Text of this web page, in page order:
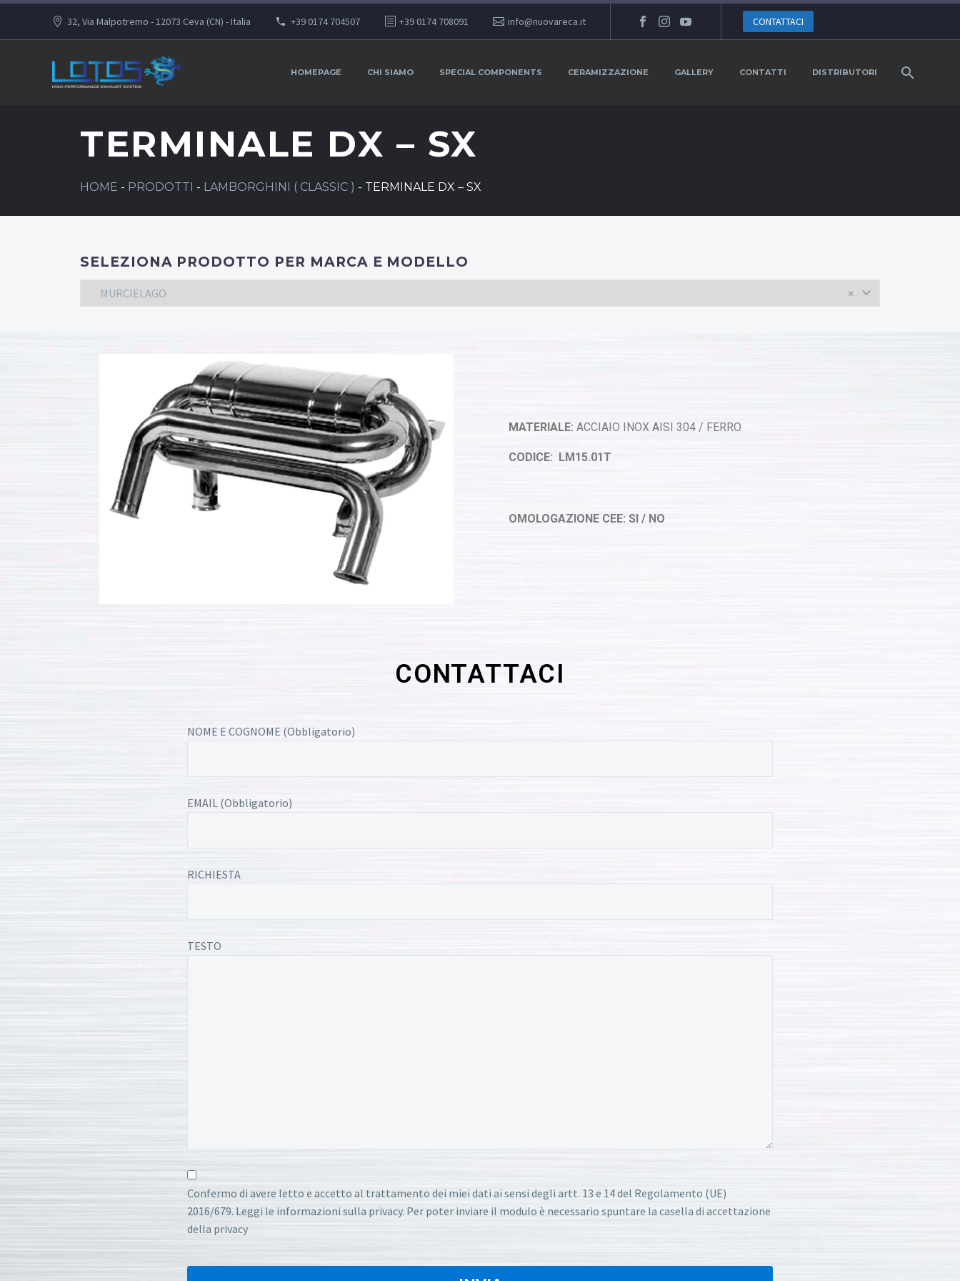
32, Via Malpotremo - 12073 Ceva (CN) - Italia +39 0174 704507 +39 0174 708091 info@nuovareca.it CONTATTACI
HOMEPAGE CHI SIAMO SPECIAL COMPONENTS CERAMIZZAZIONE GALLERY CONTATTI DISTRIBUTORI
TERMINALE DX – SX
HOME - PRODOTTI - LAMBORGHINI ( CLASSIC ) - TERMINALE DX – SX
SELEZIONA PRODOTTO PER MARCA E MODELLO
×
MURCIELAGO
MATERIALE: ACCIAIO INOX AISI 304 / FERRO
CODICE: LM15.01T
OMOLOGAZIONE CEE: SI / NO
CONTATTACI
NOME E COGNOME (Obbligatorio)
EMAIL (Obbligatorio)
RICHIESTA
TESTO
Confermo di avere letto e accetto al trattamento dei miei dati ai sensi degli artt. 13 e 14 del Regolamento (UE)
2016/679. Leggi le informazioni sulla privacy. Per poter inviare il modulo è necessario spuntare la casella di accettazione
della privacy